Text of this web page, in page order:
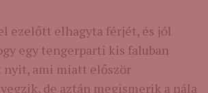
ezelőtt elhagyta férjét, és jól
egy tengerparti kis faluban
nyit, ami miatt először
de aztán megismerik a nála